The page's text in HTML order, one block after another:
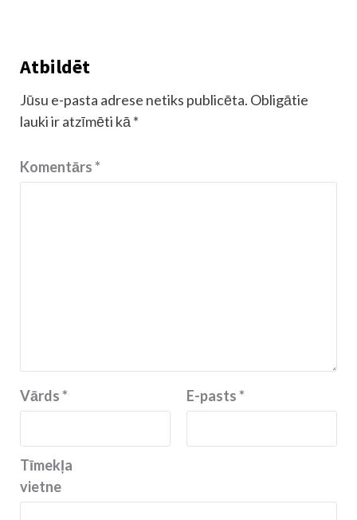
Atbildēt
Jūsu e-pasta adrese netiks publicēta. Obligātie
lauki ir atzīmēti kā *
Komentārs*
Vārds* E-pasts*
Tīmekļa
vietne